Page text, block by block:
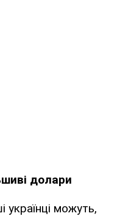
долари
можуть,